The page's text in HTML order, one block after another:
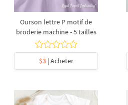
Ourson lettre P motif de
broderie machine - 5 tailles
$3| Acheter